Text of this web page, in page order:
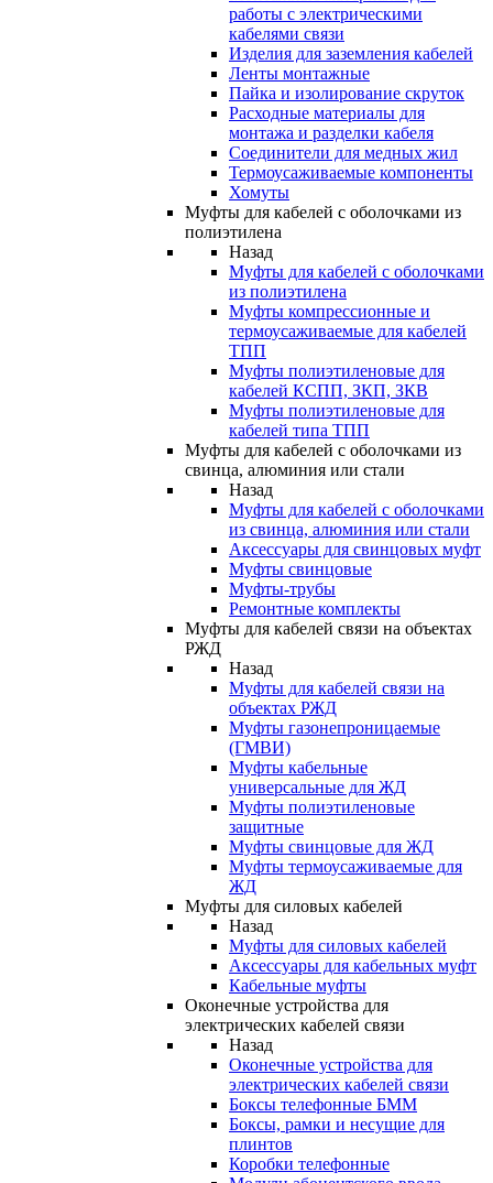
работы с электрическими
кабелями связи
Изделия для заземления кабелей
Ленты монтажные
Пайка и изолирование скруток
Расходные материалы для
монтажа и разделки кабеля
Соединители для медных жил
Термоусаживаемые компоненты
Хомуты
Муфты для кабелей с оболочками из
полиэтилена
Назад
Муфты для кабелей с оболочками
из полиэтилена
Муфты компрессионные и
термоусаживаемые для кабелей
ТПП
Муфты полиэтиленовые для
кабелей КСПП, ЗКП, ЗКВ
Муфты полиэтиленовые для
кабелей типа ТПП
Муфты для кабелей с оболочками из
свинца, алюминия или стали
Назад
Муфты для кабелей с оболочками
из свинца, алюминия или стали
Аксессуары для свинцовых муфт
Муфты свинцовые
Муфты-трубы
Ремонтные комплекты
Муфты для кабелей связи на объектах
РЖД
Назад
Муфты для кабелей связи на
объектах РЖД
Муфты газонепроницаемые
(ГМВИ)
Муфты кабельные
универсальные для ЖД
Муфты полиэтиленовые
защитные
Муфты свинцовые для ЖД
Муфты термоусаживаемые для
ЖД
Муфты для силовых кабелей
Назад
Муфты для силовых кабелей
Аксессуары для кабельных муфт
Кабельные муфты
Оконечные устройства для
электрических кабелей связи
Назад
Оконечные устройства для
электрических кабелей связи
Боксы телефонные БММ
Боксы, рамки и несущие для
плинтов
Коробки телефонные